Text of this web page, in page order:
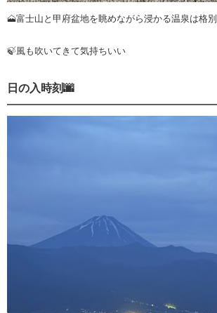
🗻富士山と甲府盆地を眺めながら浸かる温泉は格別
🍃風も吹いてきて気持ちいい
日の入時刻🌆